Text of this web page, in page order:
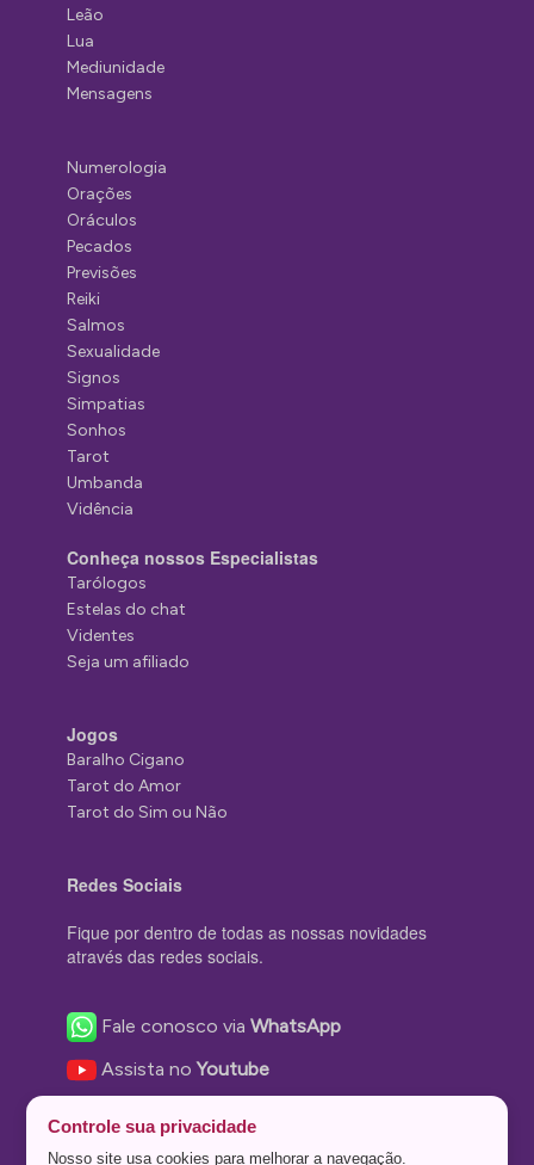
Leão
Lua
Mediunidade
Mensagens
Numerologia
Orações
Oráculos
Pecados
Previsões
Reiki
Salmos
Sexualidade
Signos
Simpatias
Sonhos
Tarot
Umbanda
Vidência
Conheça nossos Especialistas
Tarólogos
Estelas do chat
Videntes
Seja um afiliado
Jogos
Baralho Cigano
Tarot do Amor
Tarot do Sim ou Não
Redes Sociais
Fique por dentro de todas as nossas novidades
através das redes sociais.
Fale conosco viaWhatsApp
Assista noYoutube
Nos siga no Instagram
Controle sua privacidade
Nosso site usa cookies para melhorar a navegação.